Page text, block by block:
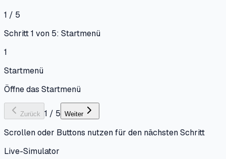
1 / 5
Schritt 1 von 5: Startmenü
1
Startmenü
Öffne das Startmenü
Zurück 1 / 5 Weiter
Scrollen oder Buttons nutzen für den nächsten Schritt
Live-Simulator